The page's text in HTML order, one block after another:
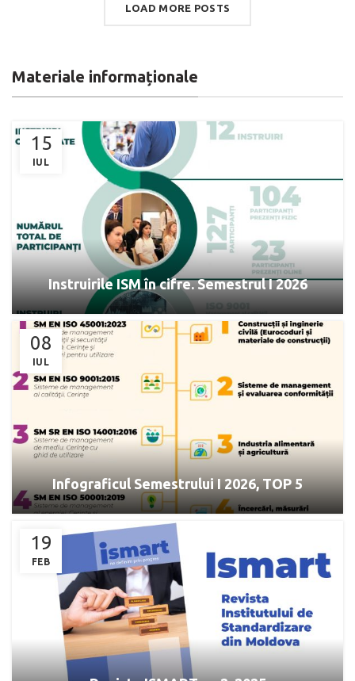
LOAD MORE POSTS
Materiale informaționale
15
IUL
Instruirile ISM în cifre. Semestrul I 2026
08
IUL
Infograficul Semestrului I 2026, TOP 5
19
FEB